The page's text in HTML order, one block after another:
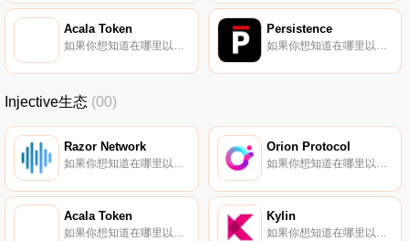
Acala Token
如果你想知道在哪里以当前价格购买Acala Token,目前交易{Acala Token]股票的顶级加密货币交易所是Binance、OKX、CoinW、ByACAt和Bitget。您可以在我们的加密货币交易所页面上找到其他列表.
Persistence
如果你想知道在哪里以当前价格购买Persistence,目前交易{Persistence]股票的顶级加密货币交易所是KuCoin、Gate.io、HuoXPRT、CoinEx和AscendEX（BitMax）。您可以在我们的加密货币交易所页面上找到其他列表.
Injective生态 (00)
Razor Network Orion Protocol
Acala Token
如果你想知道在哪里以当前价格购买Acala Token,目前交易{Acala Token]股票的顶级加密货币交易所是Binance、OKX、CoinW、ByACAt和Bitget。您可以在我们的加密货币交易所页面上找到其他列表.
Kylin
如果你想知道在哪里以当前价格购买Kylin,目前交易｛KYLnname｝股票的顶级加密货币交易所是KuCoin和Gate.io。你可以在我们的加密货币交易所页面上找到其他交易所.